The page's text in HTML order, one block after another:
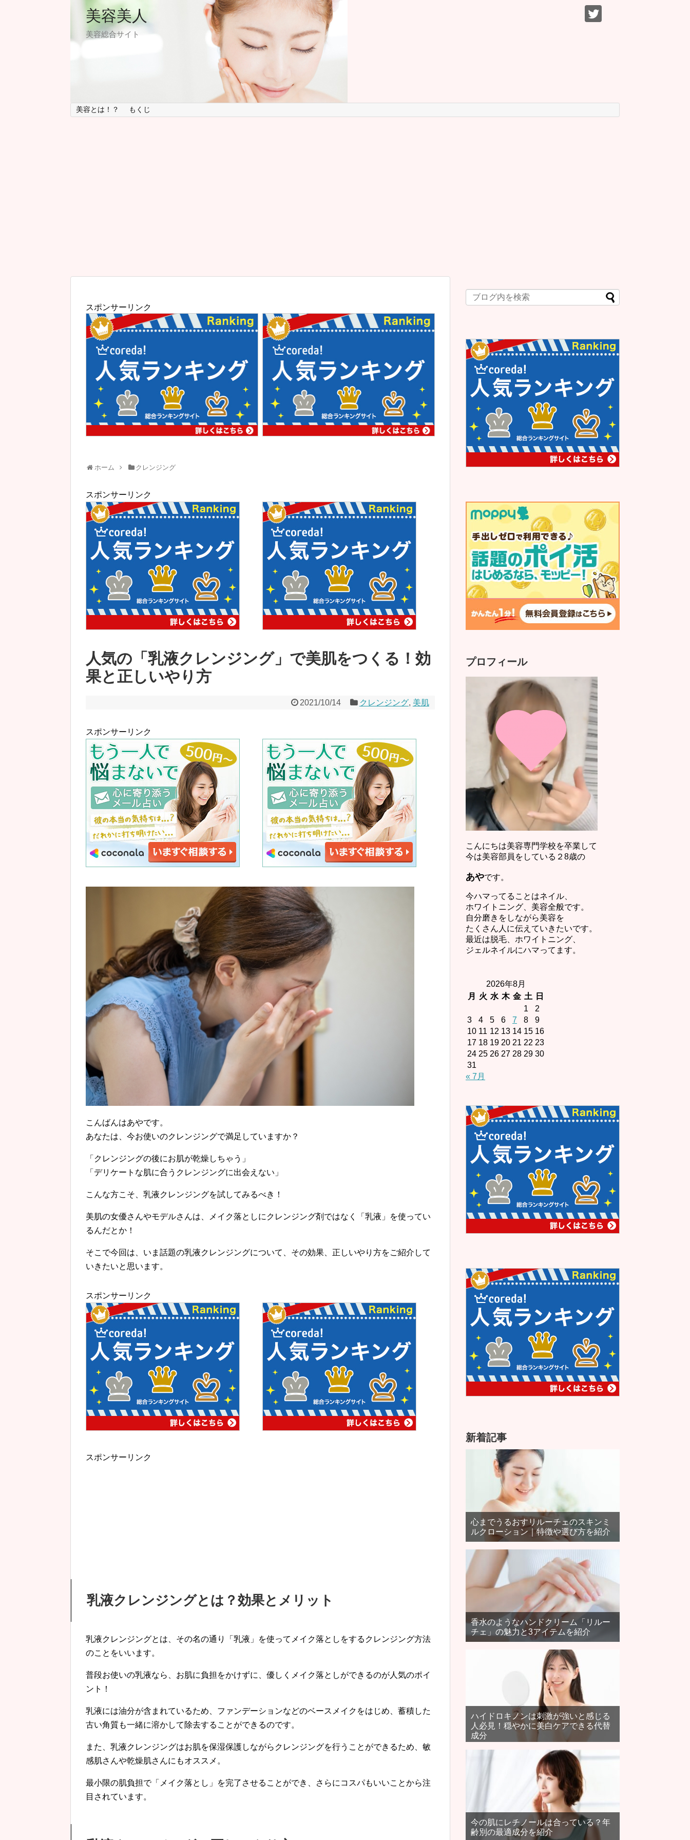
美容美人
美容総合サイト
美容とは！？ もくじ
スポンサーリンク
ホーム クレンジング
スポンサーリンク
人気の「乳液クレンジング」で美肌をつくる！効
果と正しいやり方
2021/10/14 クレンジング, 美肌
スポンサーリンク
こんばんはあやです。
あなたは、今お使いのクレンジングで満足していますか？
「クレンジングの後にお肌が乾燥しちゃう」
「デリケートな肌に合うクレンジングに出会えない」
こんな方こそ、乳液クレンジングを試してみるべき！
美肌の女優さんやモデルさんは、メイク落としにクレンジング剤ではなく「乳液」を使ってい
るんだとか！
そこで今回は、いま話題の乳液クレンジングについて、その効果、正しいやり方をご紹介して
いきたいと思います。
スポンサーリンク
スポンサーリンク
乳液クレンジングとは？効果とメリット
乳液クレンジングとは、その名の通り「乳液」を使ってメイク落としをするクレンジング方法
のことをいいます。
普段お使いの乳液なら、お肌に負担をかけずに、優しくメイク落としができるのが人気のポイ
ント！
乳液には油分が含まれているため、ファンデーションなどのベースメイクをはじめ、蓄積した
古い角質も一緒に溶かして除去することができるのです。
また、乳液クレンジングはお肌を保湿保護しながらクレンジングを行うことができるため、敏
感肌さんや乾燥肌さんにもオススメ。
最小限の肌負担で「メイク落とし」を完了させることができ、さらにコスパもいいことから注
目されています。
プロフィール
こんにちは美容専門学校を卒業して
今は美容部員をしている２8歳の
あやです。
今ハマってることはネイル、
ホワイトニング、美容全般です。
自分磨きをしながら美容を
たくさん人に伝えていきたいです。
最近は脱毛、ホワイトニング、
ジェルネイルにハマってます。
2026年8月
月
火 水 木 金 土
日
1
2
3
4 5 6 7 8
9
10 11 12 13 14 15 16
17 18 19 20 21 22 23
24 25 26 27 28 29 30
31
« 7月
新着記事
心までうるおすリルーチェのスキンミ
ルクローション｜特徴や選び方を紹介
香水のようなハンドクリーム「リルー
チェ」の魅力と3アイテムを紹介
ハイドロキノンは刺激が強いと感じる
人必見！穏やかに美白ケアできる代替
成分
今の肌にレチノールは合っている？年
齢別の最適成分を紹介